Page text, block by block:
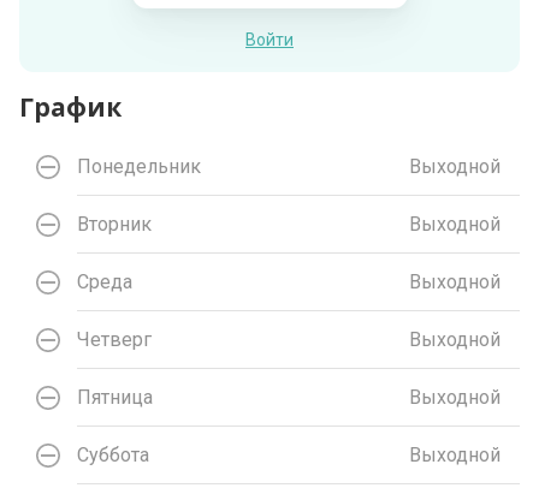
Войти
График
Понедельник Выходной
Вторник Выходной
Среда Выходной
Четверг Выходной
Пятница Выходной
Суббота Выходной